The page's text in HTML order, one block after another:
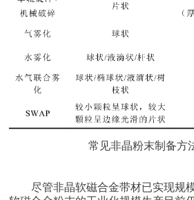
常见非晶粉末制备方
尽管非晶软磁合金带材已实现规